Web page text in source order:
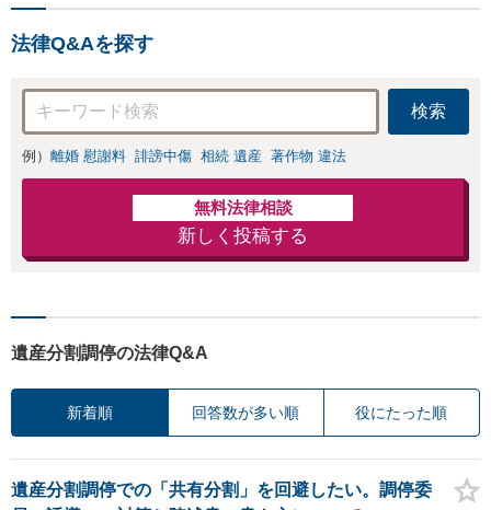
法律Q&Aを探す
検索
例） 離婚 慰謝料 誹謗中傷 相続 遺産 著作物 違法
無料法律相談
新しく投稿する
遺産分割調停の法律Q&A
新着順 回答数が多い順 役にたった順
遺産分割調停での「共有分割」を回避したい。調停委